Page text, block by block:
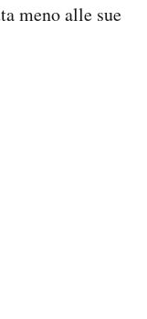
meno alle sue